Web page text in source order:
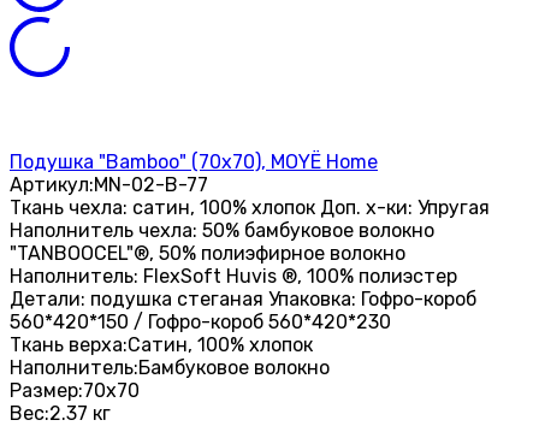
Подушка "Bamboo" (70х70), MOYЁ Home
Артикул:MN-02-B-77
Ткань чехла: сатин, 100% хлопок Доп. х-ки: Упругая
Наполнитель чехла: 50% бамбуковое волокно
"TANBOOCEL"®, 50% полиэфирное волокно
Наполнитель: FlexSoft Huvis ®, 100% полиэстер
Детали: подушка стеганая Упаковка: Гофро-короб
560*420*150 / Гофро-короб 560*420*230
Ткань верха:Сатин, 100% хлопок
Наполнитель:Бамбуковое волокно
Размер:70х70
Вес:2.37 кг